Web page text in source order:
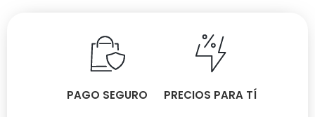
PAGO SEGURO PRECIOS PARA TÍ